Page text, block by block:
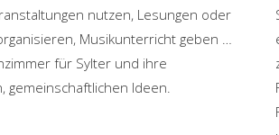
nutzen, Lesungen oder
Musikunterricht geben …
für Sylter und ihre
gemeinschaftlichen Ideen.